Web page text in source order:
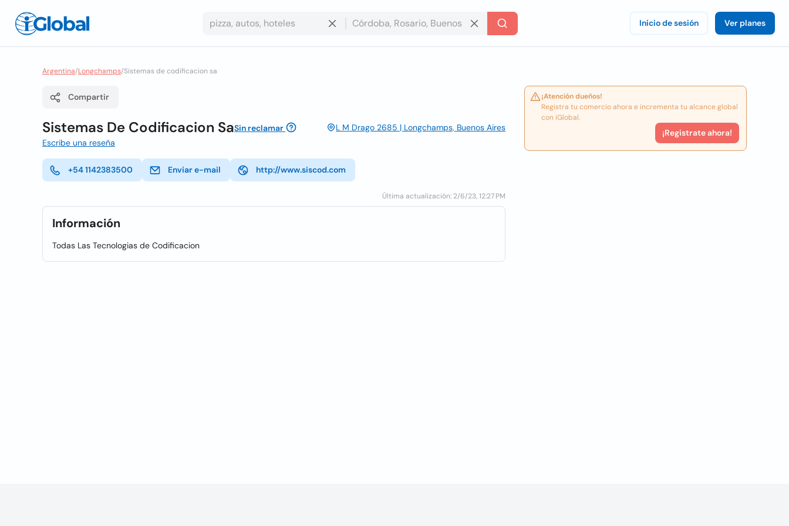
Inicio de sesión Ver planes
Argentina/Longchamps/Sistemas de codificacion sa
Compartir
Sistemas De Codificacion SaSin reclamar
L M Drago 2685 | Longchamps, Buenos Aires
Escribe una reseña
+54 1142383500 Enviar e-mail http://www.siscod.com
Última actualización: 2/6/23, 12:27 PM
Información
Todas Las Tecnologias de Codificacion
¡Atención dueños!
Registra tu comercio ahora e incrementa tu alcance global
con iGlobal.
¡Registrate ahora!